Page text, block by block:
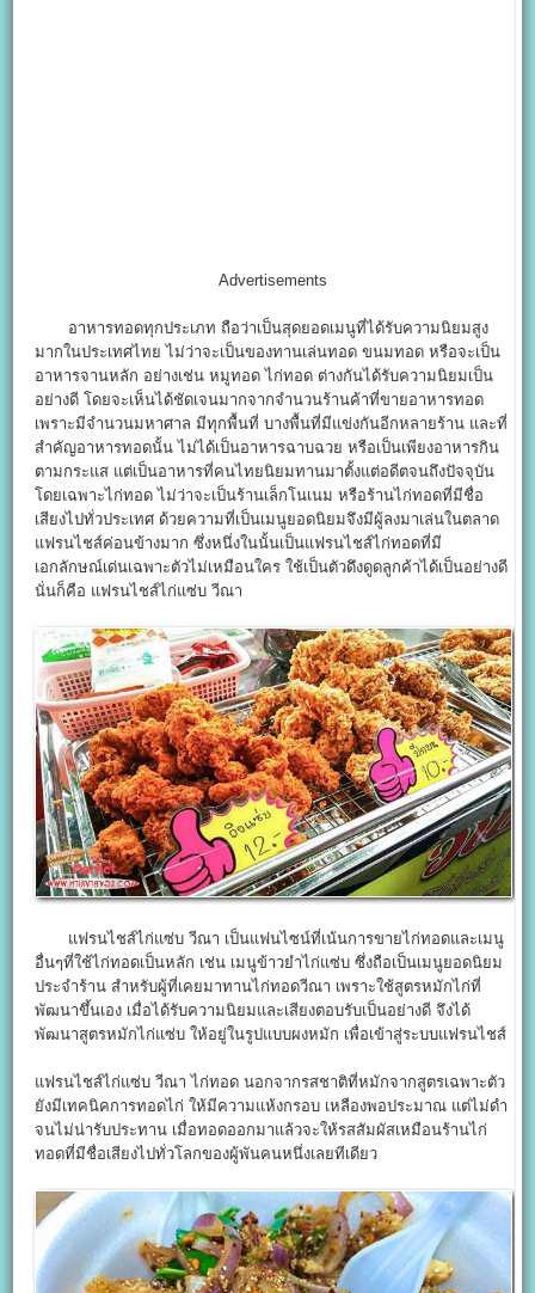
Advertisements
อาหารทอดทุกประเภท ถือว่าเป็นสุดยอดเมนูที่ได้รับความนิยมสูง
มากในประเทศไทย ไม่ว่าจะเป็นของทานเล่นทอด ขนมทอด หรือจะเป็น
อาหารจานหลัก อย่างเช่น หมูทอด ไก่ทอด ต่างกันได้รับความนิยมเป็น
อย่างดี โดยจะเห็นได้ชัดเจนมากจากจำนวนร้านค้าที่ขายอาหารทอด
เพราะมีจำนวนมหาศาล มีทุกพื้นที่ บางพื้นที่มีแข่งกันอีกหลายร้าน และที่
สำคัญอาหารทอดนั้น ไม่ได้เป็นอาหารฉาบฉวย หรือเป็นเพียงอาหารกิน
ตามกระแส แต่เป็นอาหารที่คนไทยนิยมทานมาตั้งแต่อดีตจนถึงปัจจุบัน
โดยเฉพาะไก่ทอด ไม่ว่าจะเป็นร้านเล็กโนเนม หรือร้านไก่ทอดที่มีชื่อ
เสียงไปทั่วประเทศ ด้วยความที่เป็นเมนูยอดนิยมจึงมีผู้ลงมาเล่นในตลาด
แฟรนไชส์ค่อนข้างมาก ซึ่งหนึ่งในนั้นเป็นแฟรนไชส์ไก่ทอดที่มี
เอกลักษณ์เด่นเฉพาะตัวไม่เหมือนใคร ใช้เป็นตัวดึงดูดลูกค้าได้เป็นอย่างดี
นั่นก็คือ แฟรนไชส์ไก่แซ่บ วีณา
แฟรนไชส์ไก่แซ่บ วีณา เป็นแฟนไซน์ที่เน้นการขายไก่ทอดและเมนู
อื่นๆที่ใช้ไก่ทอดเป็นหลัก เช่น เมนูข้าวยำไก่แซ่บ ซึ่งถือเป็นเมนูยอดนิยม
ประจำร้าน สำหรับผู้ที่เคยมาทานไก่ทอดวีณา เพราะใช้สูตรหมักไก่ที่
พัฒนาขึ้นเอง เมื่อได้รับความนิยมและเสียงตอบรับเป็นอย่างดี จึงได้
พัฒนาสูตรหมักไก่แซ่บ ให้อยู่ในรูปแบบผงหมัก เพื่อเข้าสู่ระบบแฟรนไชส์
แฟรนไชส์ไก่แซ่บ วีณา ไก่ทอด นอกจากรสชาติที่หมักจากสูตรเฉพาะตัว
ยังมีเทคนิคการทอดไก่ ให้มีความแห้งกรอบ เหลืองพอประมาณ แต่ไม่ดำ
จนไม่น่ารับประทาน เมื่อทอดออกมาแล้วจะให้รสสัมผัสเหมือนร้านไก่
ทอดที่มีชื่อเสียงไปทั่วโลกของผู้พันคนหนึ่งเลยทีเดียว